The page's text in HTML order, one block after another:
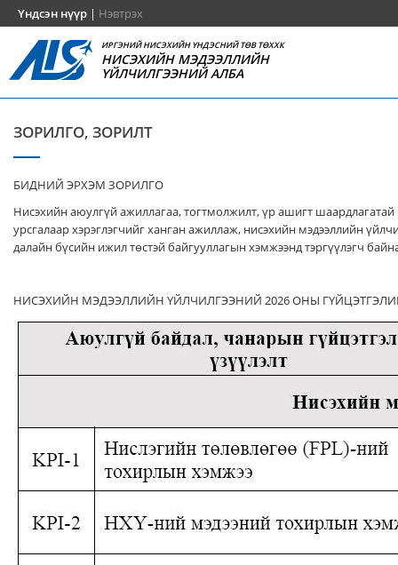
Үндсэн нүүр | Нэвтрэх
ИРГЭНИЙ НИСЭХИЙН ҮНДЭСНИЙ ТӨВ ТӨХХК
НИСЭХИЙН МЭДЭЭЛЛИЙН
ҮЙЛЧИЛГЭЭНИЙ АЛБА
ЗОРИЛГО, ЗОРИЛТ
БИДНИЙ ЭРХЭМ ЗОРИЛГО
Нисэхийн аюулгүй ажиллагаа, тогтмолжилт, үр ашигт шаардлагатай
урсгалаар хэрэглэгчийг ханган ажиллаж, нисэхийн мэдээллийн
далайн бүсийн ижил төстэй байгууллагын хэмжээнд тэргүүлэгч
НИСЭХИЙН МЭДЭЭЛЛИЙН ҮЙЛЧИЛГЭЭНИЙ 2026 ОНЫ